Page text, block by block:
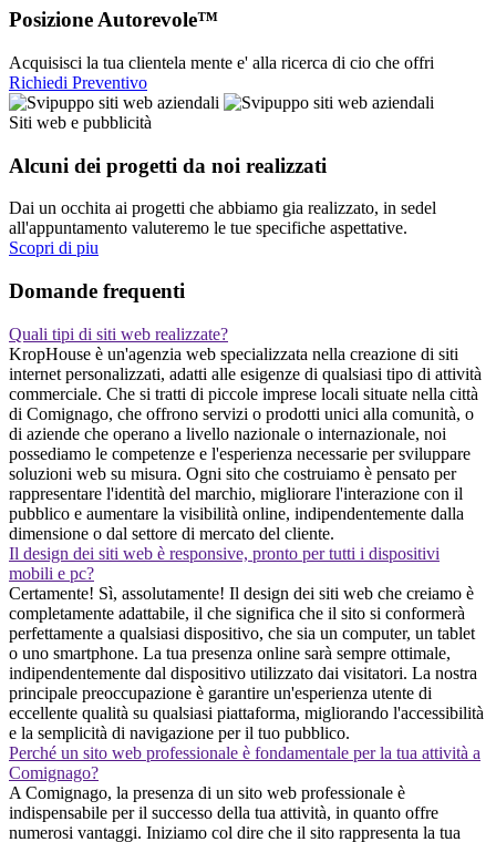
Posizione Autorevole™
Acquisisci la tua clientela mente e' alla ricerca di cio che offri
Richiedi Preventivo
Siti web e pubblicità
Alcuni dei progetti da noi realizzati
Dai un occhita ai progetti che abbiamo gia realizzato, in sedel
all'appuntamento valuteremo le tue specifiche aspettative.
Scopri di piu
Domande frequenti
Quali tipi di siti web realizzate?
KropHouse è un'agenzia web specializzata nella creazione di siti
internet personalizzati, adatti alle esigenze di qualsiasi tipo di attività
commerciale. Che si tratti di piccole imprese locali situate nella città
di Comignago, che offrono servizi o prodotti unici alla comunità, o
di aziende che operano a livello nazionale o internazionale, noi
possediamo le competenze e l'esperienza necessarie per sviluppare
soluzioni web su misura. Ogni sito che costruiamo è pensato per
rappresentare l'identità del marchio, migliorare l'interazione con il
pubblico e aumentare la visibilità online, indipendentemente dalla
dimensione o dal settore di mercato del cliente.
Il design dei siti web è responsive, pronto per tutti i dispositivi
mobili e pc?
Certamente! Sì, assolutamente! Il design dei siti web che creiamo è
completamente adattabile, il che significa che il sito si conformerà
perfettamente a qualsiasi dispositivo, che sia un computer, un tablet
o uno smartphone. La tua presenza online sarà sempre ottimale,
indipendentemente dal dispositivo utilizzato dai visitatori. La nostra
principale preoccupazione è garantire un'esperienza utente di
eccellente qualità su qualsiasi piattaforma, migliorando l'accessibilità
e la semplicità di navigazione per il tuo pubblico.
Perché un sito web professionale è fondamentale per la tua attività a
Comignago?
A Comignago, la presenza di un sito web professionale è
indispensabile per il successo della tua attività, in quanto offre
numerosi vantaggi. Iniziamo col dire che il sito rappresenta la tua